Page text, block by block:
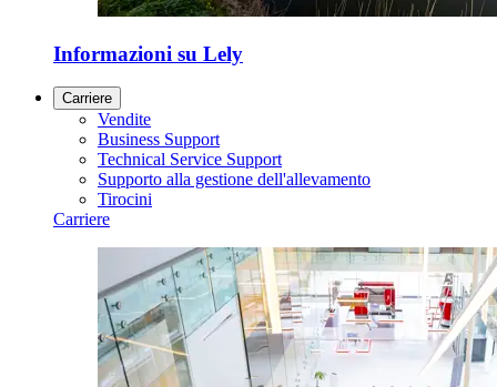
Informazioni su Lely
Carriere
Vendite
Business Support
Technical Service Support
Supporto alla gestione dell'allevamento
Tirocini
Carriere